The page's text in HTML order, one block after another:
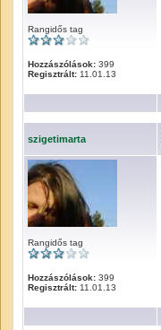
Rangidős tag
Hozzászólások: 399
Regisztrált: 11.01.13
szigetimarta
Rangidős tag
Hozzászólások: 399
Regisztrált: 11.01.13